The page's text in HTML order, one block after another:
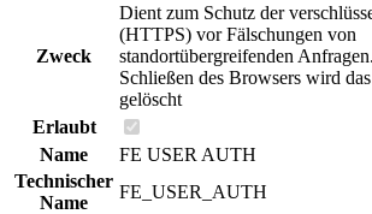
Zweck
Dient zum Schutz der
(HTTPS) vor Fälschungen von
standortübergreifenden
Schließen des Browsers wird
gelöscht
Erlaubt
Name
FE USER AUTH
Technischer
Name
FE_USER_AUTH